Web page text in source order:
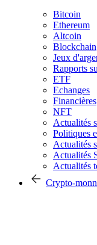
Bitcoin
Ethereum
Altcoin
Blockchain
Jeux
Rapports
ETF
Echanges
Financières
NFT
Actualités
Politiques
Actualités
Actualités
Actualités
Crypto-